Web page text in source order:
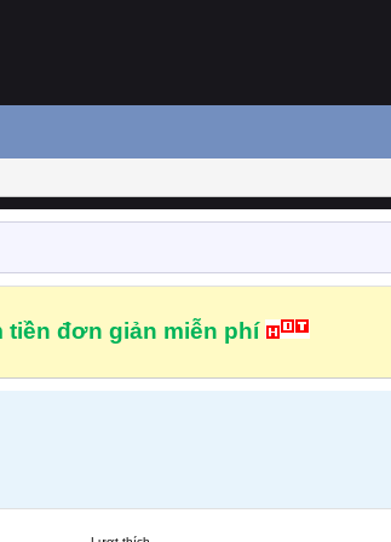
tiền đơn giản miễn phí